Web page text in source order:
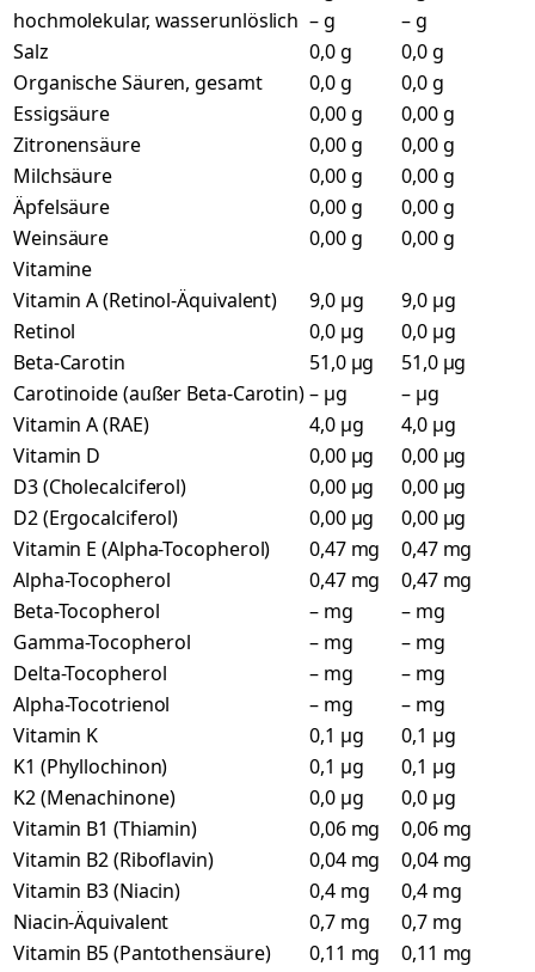
hochmolekular, wasserunlöslich – g
– g
Salz
0,0 g
0,0 g
Organische Säuren, gesamt
0,0 g
0,0 g
Essigsäure
0,00 g
0,00 g
Zitronensäure
0,00 g
0,00 g
Milchsäure
0,00 g
0,00 g
Äpfelsäure
0,00 g
0,00 g
Weinsäure
0,00 g
0,00 g
Vitamine
Vitamin A (Retinol-Äquivalent)
9,0 µg
9,0 µg
Retinol
0,0 µg
0,0 µg
Beta-Carotin
51,0 µg
51,0 µg
Carotinoide (außer Beta-Carotin)– µg
– µg
Vitamin A (RAE)
4,0 µg
4,0 µg
Vitamin D
0,00 µg
0,00 µg
D3 (Cholecalciferol)
0,00 µg
0,00 µg
D2 (Ergocalciferol)
0,00 µg
0,00 µg
Vitamin E (Alpha-Tocopherol)
0,47 mg
0,47 mg
Alpha-Tocopherol
0,47 mg
0,47 mg
Beta-Tocopherol
– mg
– mg
Gamma-Tocopherol
– mg
– mg
Delta-Tocopherol
– mg
– mg
Alpha-Tocotrienol
– mg
– mg
Vitamin K
0,1 µg
0,1 µg
K1 (Phyllochinon)
0,1 µg
0,1 µg
K2 (Menachinone)
0,0 µg
0,0 µg
Vitamin B1 (Thiamin)
0,06 mg
0,06 mg
Vitamin B2 (Riboflavin)
0,04 mg
0,04 mg
Vitamin B3 (Niacin)
0,4 mg
0,4 mg
Niacin-Äquivalent
0,7 mg
0,7 mg
Vitamin B5 (Pantothensäure)
0,11 mg
0,11 mg